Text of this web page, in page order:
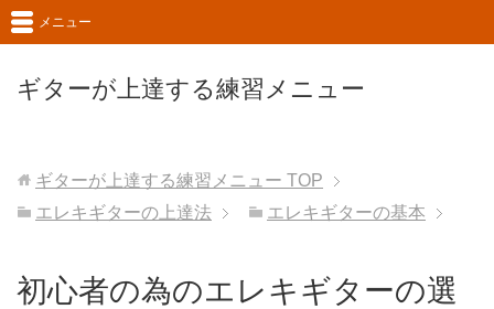
ギターが上達する練習メニュー
メニュー
ギターが上達する練習メニュー TOP
エレキギターの上達法
エレキギターの基本
初心者の為のエレキギターの選